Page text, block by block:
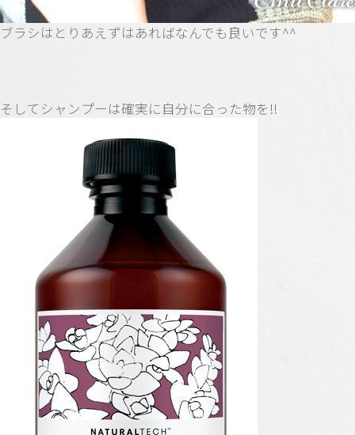
ブラシはとりあえずはあればなんでも良いです^^
そして シャンプーは確実に自分に合った物を!!